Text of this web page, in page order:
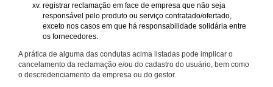
registrar reclamação em face de empresa que não seja
responsável pelo produto ou serviço contratado/ofertado,
exceto nos casos em que há responsabilidade solidária entre
os fornecedores.
A prática de alguma das condutas acima listadas pode implicar o
cancelamento da reclamação e/ou do cadastro do usuário, bem como
o descredenciamento da empresa ou do gestor.